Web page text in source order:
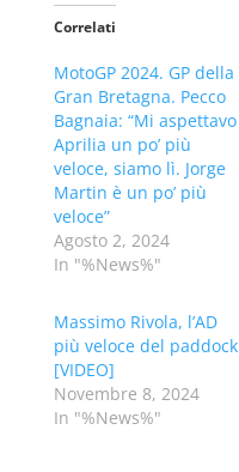
Correlati
MotoGP 2024. GP della
Gran Bretagna. Pecco
Bagnaia: “Mi aspettavo
Aprilia un po’ più
veloce, siamo lì. Jorge
Martin è un po’ più
veloce”
Agosto 2, 2024
In "%News%"
Massimo Rivola, l’AD
più veloce del paddock
[VIDEO]
Novembre 8, 2024
In "%News%"